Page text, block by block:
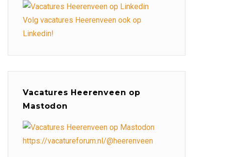
Volg vacatures Heerenveen ook op
Linkedin!
Vacatures Heerenveen op
Mastodon
https://vacatureforum.nl/@heerenveen